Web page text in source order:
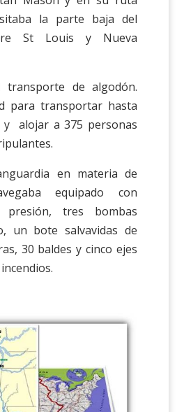
la parte baja del
St Louis y Nueva
transporte de algodón.
para transportar hasta
y alojar a 375 personas
en materia de
equipado con
presión, tres bombas
un bote salvavidas de
30 baldes y cinco ejes